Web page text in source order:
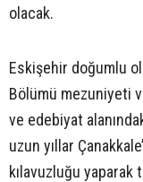
olacak.
Eskişehir doğumlu
Bölümü mezuniyeti
ve edebiyat
uzun yıllar
kılavuzluğu yaparak